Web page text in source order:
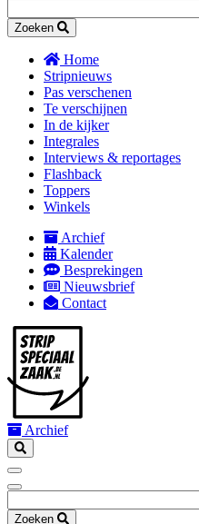
Zoeken
Main
navigation
mobile
Home
Stripnieuws
Pas verschenen
Te verschijnen
In de kijker
Integrales
Interviews & reportages
Flashback
Toppers
Winkels
Secondary
navigation
Archief
Kalender
Besprekingen
Nieuwsbrief
Contact
Archief
Zoeken